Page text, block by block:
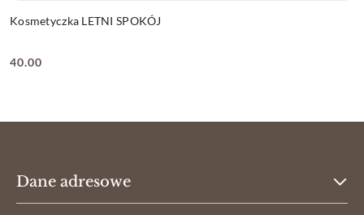
Kosmetyczka LETNI SPOKÓJ
Cena:
40.00
Dane adresowe